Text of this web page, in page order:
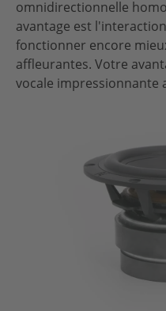
omnidirectionnelle
avantage est
fonctionner encore
affleurantes. Votre
vocale impressionnante